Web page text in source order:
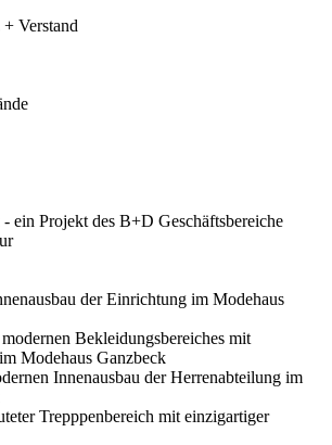
Verstand
ein Projekt des B+D Geschäftsbereiche